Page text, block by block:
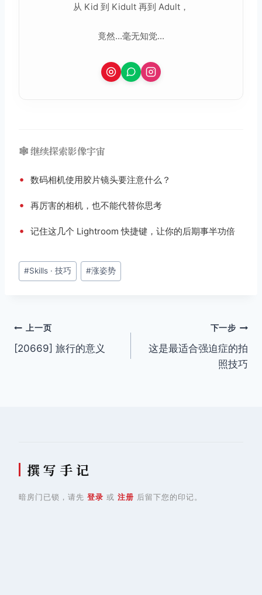
从 Kid 到 Kidult 再到 Adult，
竟然...毫无知觉...
🕸️ 继续探索影像宇宙
• 数码相机使用胶片镜头要注意什么？
• 再厉害的相机，也不能代替你思考
• 记住这几个 Lightroom 快捷键，让你的后期事半功倍
文
章
#Skills · 技巧 #涨姿势
文
章
上一页
[20669] 旅行的意义
下一步
这是最适合强迫症的拍
照技巧
撰 写 手 记
暗房门已锁，请先 登录 或 注册 后留下您的印记。